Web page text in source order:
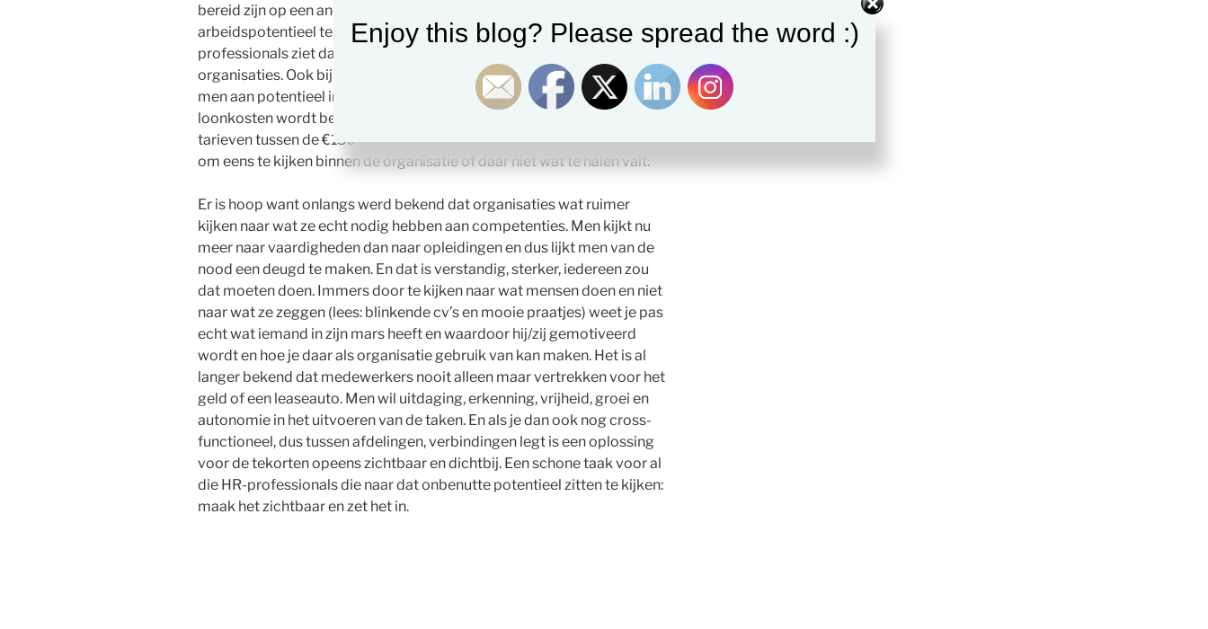
bereid zijn op een andere manier naar het reeds aanwezige
arbeidspotentieel te kijken. Uit onderzoek blijkt dat 63% van de HR-
professionals ziet dat er teveel onbenut potentieel is in hun
organisaties. Ook bij gemeenten wordt te weinig gekeken naar wat
men aan potentieel in huis heeft want nog steeds 16% van de totale
loonkosten wordt besteed aan extern ingehuurde krachten. Met
tarieven tussen de €150 – €250 per uur excl. btw is het best de moeite
om eens te kijken binnen de organisatie of daar niet wat te halen valt.
Er is hoop want onlangs werd bekend dat organisaties wat ruimer
kijken naar wat ze echt nodig hebben aan competenties. Men kijkt nu
meer naar vaardigheden dan naar opleidingen en dus lijkt men van de
nood een deugd te maken. En dat is verstandig, sterker, iedereen zou
dat moeten doen. Immers door te kijken naar wat mensen doen en niet
naar wat ze zeggen (lees: blinkende cv’s en mooie praatjes) weet je pas
echt wat iemand in zijn mars heeft en waardoor hij/zij gemotiveerd
wordt en hoe je daar als organisatie gebruik van kan maken. Het is al
langer bekend dat medewerkers nooit alleen maar vertrekken voor het
geld of een leaseauto. Men wil uitdaging, erkenning, vrijheid, groei en
autonomie in het uitvoeren van de taken. En als je dan ook nog cross-
functioneel, dus tussen afdelingen, verbindingen legt is een oplossing
voor de tekorten opeens zichtbaar en dichtbij. Een schone taak voor al
die HR-professionals die naar dat onbenutte potentieel zitten te kijken:
maak het zichtbaar en zet het in.
Enjoy this blog? Please spread the word :)